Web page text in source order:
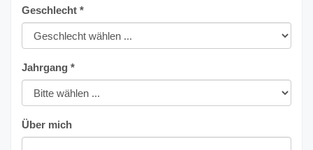
Geschlecht *
Jahrgang *
Über mich